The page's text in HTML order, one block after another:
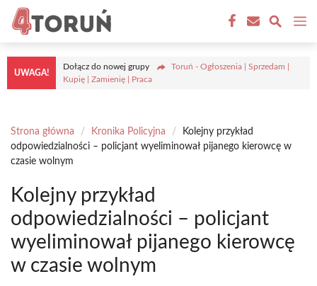
Przejdź
treści
UWAGA!
Dołącz do nowej grupy
Toruń - Ogłoszenia | Sprzedam |
Kupię | Zamienię | Praca
Strona główna / Kronika Policyjna /
Kolejny przykład
odpowiedzialności – policjant wyeliminował pijanego kierowcę w
czasie wolnym
Kolejny przykład
odpowiedzialności – policjant
wyeliminował pijanego kierowcę
w czasie wolnym